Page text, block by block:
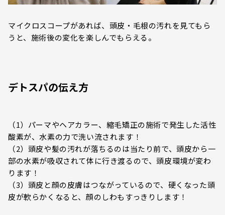
マイクロスコープがあれば、頭皮・毛根の汚れを見てもら
うと、施術後の変化を楽しんでもらえる。
デトスパの伝え方
（1）パーマやヘアカラー、縮毛矯正の施術で発生した活性
酸素が、水素の力で洗い流されます！
（2）頭皮や髪の汚れが落ちるのは当たり前で、頭皮から一
部の水素が吸収されて体に行き渡るので、頭皮環境が変わ
ります！
（3）頭皮と顔の皮膚はつながっているので、硬くなった頭
皮が軟らかくなると、顔のしわもすっきりします！